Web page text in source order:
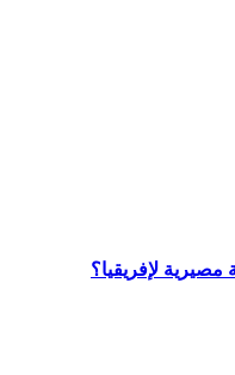
مصيرية لإفريقيا؟